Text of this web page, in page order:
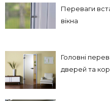
Переваги
вікна
Головні
дверей та